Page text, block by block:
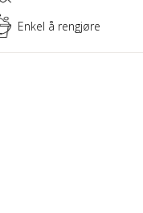
Enkel å rengjøre